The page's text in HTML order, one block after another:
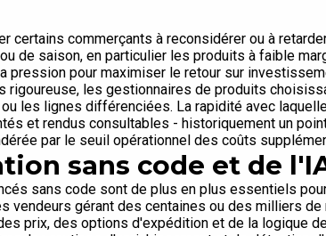
certains commerçants à reconsidérer ou à
de saison, en particulier les produits à faible
pression pour maximiser le retour sur
rigoureuse, les gestionnaires de produits
les lignes différenciées. La rapidité avec
et rendus consultables - historiquement un
par le seuil opérationnel des coûts
sans code et de
sans code sont de plus en plus essentiels
vendeurs gérant des centaines ou des milliers de
prix, des options d'expédition et de la logique